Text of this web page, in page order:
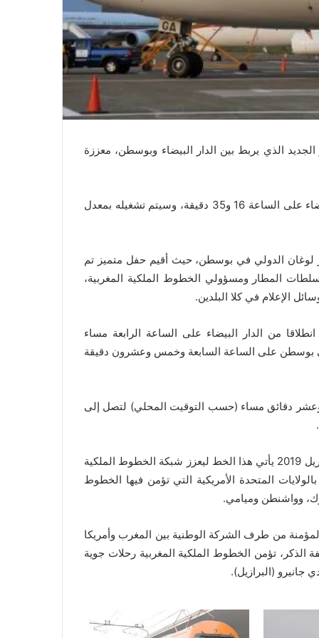
الذي يربط بين الدار البيضاء وبوسطن، معززة
وقد أطلق هذا الخط الجديد من مطار محمد الخامس بالدار البيضاء على الساعة 16 و35 دقيقة، وسيتم تشغيله بمعدل
الدولي في بوسطن، حيث أقيم حفل متميز تم
المطار ومسؤولي الخطوط الملكية المغربية،
الإعلام في كلا البلدين.
هذه الرحلات على متن طائرات بوينغ دريملاينر 787، انطلاقا من الدار البيضاء على الساعة الرابعة مساء
بوسطن على الساعة السابعة وخمس وعشرون دقيقة
وعشر دقائق مساء (حسب التوقيت المحلي) لتصل إلى
وبعد افتتاح الخط الرابط ما بين الدار البيضاء وميامي في شهر أبريل 2019 يأتي هذا الخط ليعزز شبكة الخطوط الملكية
المتحدة الأمريكية التي تؤمن فيها الخطوط
وواشنطن وميامي.
من طرف الشركة الوطنية بين المغرب وأمريكا
تؤمن الخطوط الملكية المغربية رحلات جوية
(البرازيل).